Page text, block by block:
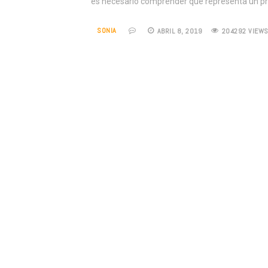
SONIA ABRIL 8, 2019 204292 VIEWS